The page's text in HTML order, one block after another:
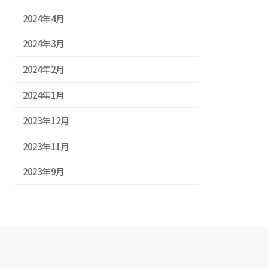
2024年4月
2024年3月
2024年2月
2024年1月
2023年12月
2023年11月
2023年9月